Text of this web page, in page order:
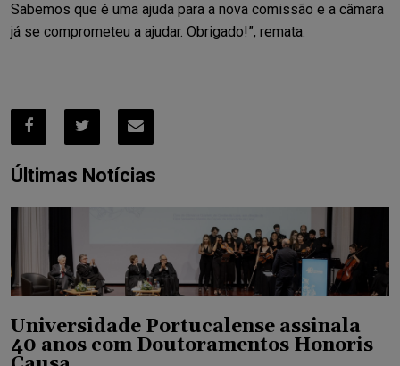
Sabemos que é uma ajuda para a nova comissão e a câmara
já se comprometeu a ajudar. Obrigado!”, remata.
Últimas Notícias
Universidade Portucalense assinala
40 anos com Doutoramentos Honoris